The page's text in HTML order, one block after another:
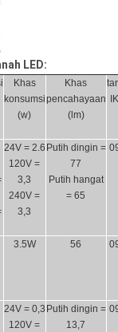
LED:
Khas
konsumsi
(w)
Khas
pencahayaan
(lm)
24V = 2.6
120V =
3,3
240V =
3,3
Putih dingin =
77
Putih hangat
= 65
3.5W 56
24V = 0,3
120V =
Putih dingin =
13,7